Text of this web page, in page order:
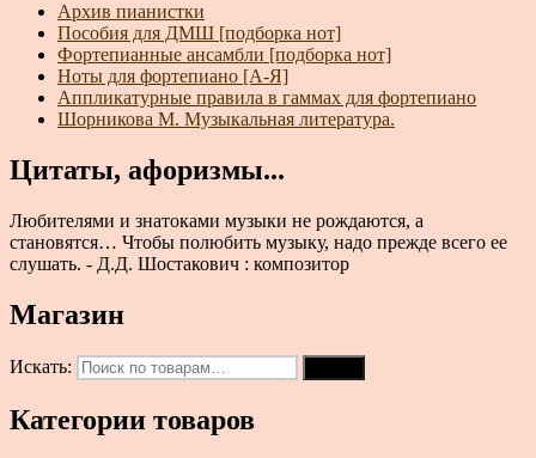
Архив пианистки
Пособия для ДМШ [подборка нот]
Фортепианные ансамбли [подборка нот]
Ноты для фортепиано [А-Я]
Аппликатурные правила в гаммах для фортепиано
Шорникова М. Музыкальная литература.
Цитаты, афоризмы...
Любителями и знатоками музыки не рождаются, а
становятся… Чтобы полюбить музыку, надо прежде всего ее
слушать. - Д.Д. Шостакович : композитор
Магазин
Искать:
Категории товаров